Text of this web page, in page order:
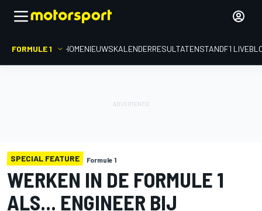
FORMULE 1 HOMENIEUWSKALENDERRESULTATENSTANDF1
SPECIAL FEATURE Formule 1
WERKEN IN DE FORMULE 1
ALS... ENGINEER BIJ